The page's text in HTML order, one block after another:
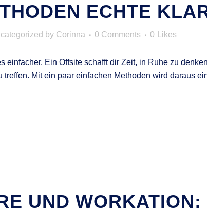
ECHTE
by Corinna 0 Comments 0 Likes
einfacher. Ein Offsite schafft dir Zeit, in Ruhe zu
Mit ein paar einfachen Methoden wird daraus
UND